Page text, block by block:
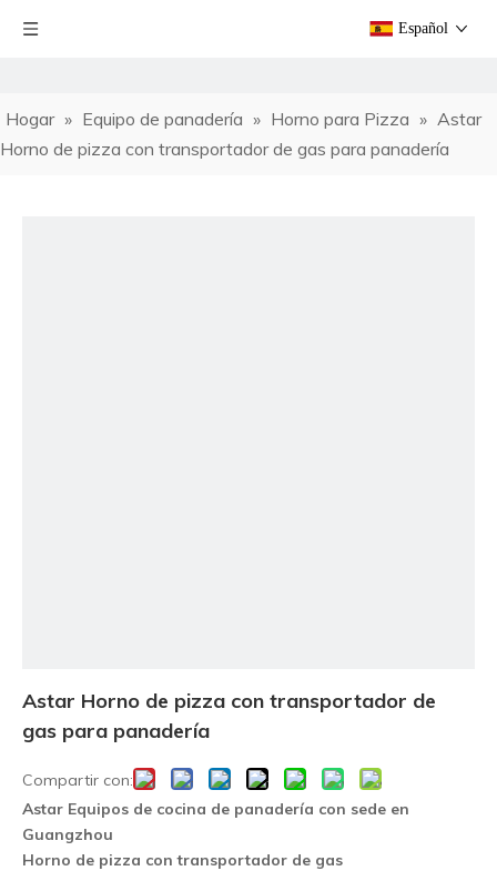
Español
Hogar » Equipo de panadería » Horno para Pizza » Astar
Horno de pizza con transportador de gas para panadería
Astar Horno de pizza con transportador de
gas para panadería
Compartir con:
Astar Equipos de cocina de panadería con sede en
Guangzhou
Horno de pizza con transportador de gas